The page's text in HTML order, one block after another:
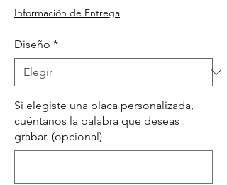
Información de Entrega
Diseño *
Si elegiste una placa personalizada,
cuéntanos la palabra que deseas
grabar. (opcional)